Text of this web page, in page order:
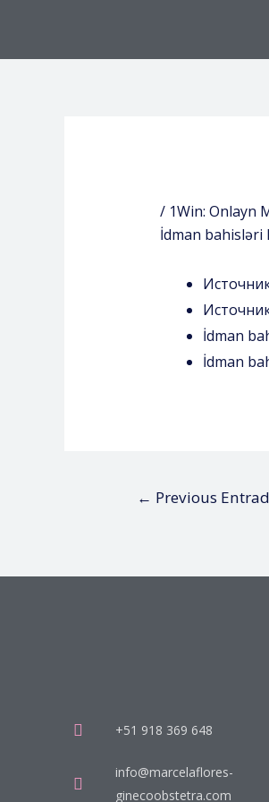
/ 1Win: Onlayn
İdman
İdman
İdman
← Previous
+51 918 369 648
info@marcelaflores-
ginecoobstetra.com